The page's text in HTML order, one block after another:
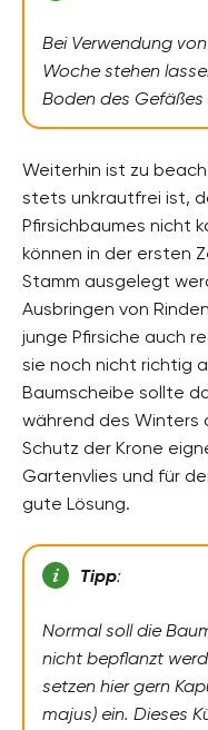
Bei Verwendung
Woche stehen
Boden des Gefäßes
Weiterhin ist zu
stets unkrautfrei ist,
Pfirsichbaumes nicht
können in der ersten
Stamm ausgelegt
Ausbringen von
junge Pfirsiche auch
sie noch nicht richtig
Baumscheibe sollte
während des Winters
Schutz der Krone
Gartenvlies und für
gute Lösung.
Tipp:
Normal soll die
nicht bepflanzt
setzen hier gern
majus) ein. Dieses